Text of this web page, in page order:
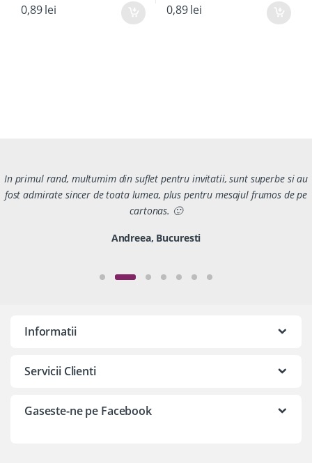
0,89lei 0,89lei
In primul rand, multumim din suflet pentru invitatii, sunt superbe si au
fost admirate sincer de toata lumea, plus pentru mesajul frumos de pe
cartonas. 🙂
Andreea, Bucuresti
Informatii
Servicii Clienti
Gaseste-ne pe Facebook